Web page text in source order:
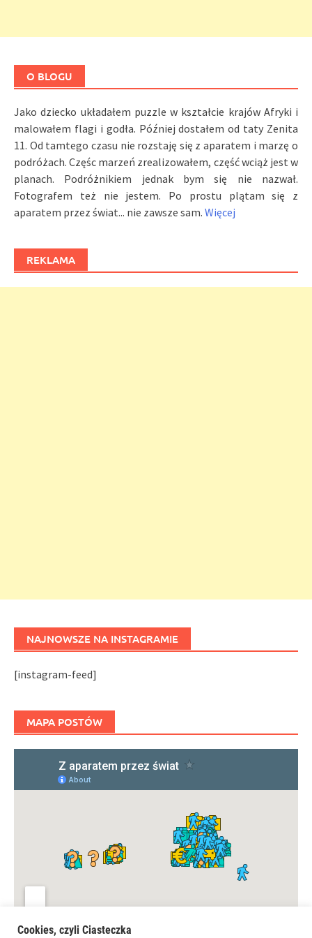
O BLOGU
Jako dziecko układałem puzzle w kształcie krajów Afryki i
malowałem flagi i godła. Później dostałem od taty Zenita
11. Od tamtego czasu nie rozstaję się z aparatem i marzę o
podróżach. Częśc marzeń zrealizowałem, część wciąż jest w
planach. Podróżnikiem jednak bym się nie nazwał.
Fotografem też nie jestem. Po prostu plątam się z
aparatem przez świat... nie zawsze sam. Więcej
REKLAMA
NAJNOWSZE NA INSTAGRAMIE
[instagram-feed]
MAPA POSTÓW
Cookies, czyli Ciasteczka